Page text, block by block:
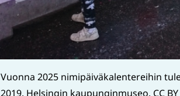
Vuonna 2025 nimipäiväkalentereihin
2019. Helsingin kaupunginmuseo. CC BY